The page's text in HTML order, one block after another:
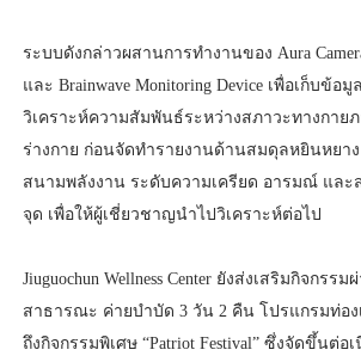
ระบบดังกล่าวผสานการทำงานของ Aura
และ Brainwave Monitoring Device เพื่อเก็บข้
วิเคราะห์ความสัมพันธ์ระหว่างสภาวะทางกาย
ร่างกาย ก่อนจัดทำรายงานด้านสมดุลหยินหยา
สนามพลังงาน ระดับความเครียด อารมณ์ และ
จุด เพื่อให้ผู้เชี่ยวชาญนำไปวิเคราะห์ต่อไป
Jiuguochun Wellness Center ยังส่งเสริมกิจกรร
สาธารณะ ค่ายบำบัด 3 วัน 2 คืน โปรแกรมท่อง
ถึงกิจกรรมพิเศษ “Patriot Festival” ซึ่งจัดขึ้นต่อ